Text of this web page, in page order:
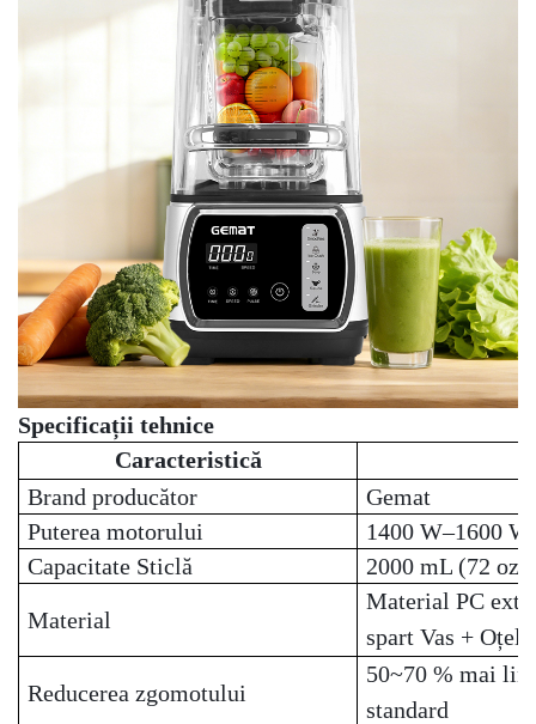
Specificații tehnice
Caracteristică
Brand producător
Gemat
Puterea motorului
1400 W–1600 W
Capacitate Sticlă
2000 mL (72 oz)
Material
Material PC
spartVas +
Reducerea zgomotului
50~70 % mai
standard